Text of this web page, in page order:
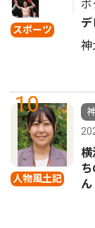
スポーツ
デ
神
10
人物風土記
横